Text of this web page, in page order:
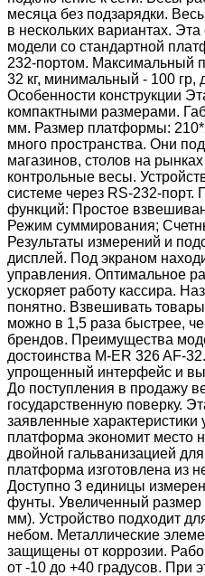
месяца без подзарядки.
в нескольких вариантах.
модели со стандартной
232-портом. Максимальный
32 кг, минимальный - 100 гр,
Особенности конструкции
компактными размерами.
мм. Размер платформы:
много пространства. Они
магазинов, столов на
контрольные весы.
системе через RS-232-порт.
функций: Простое
Режим суммирования;
Результаты измерений и
дисплей. Под экраном
управления. Оптимальное
ускоряет работу кассира.
понятно. Взвешивать
можно в 1,5 раза быстрее,
брендов. Преимущества
достоинства M-ER 326 AF-
упрощенный интерфейс и
До поступления в продажу
государственную поверку.
заявленные характеристики
платформа экономит место
двойной гальванизацией
платформа изготовлена из
Доступно 3 единицы
фунты. Увеличенный размер
мм). Устройство подходит
небом. Металлические
защищены от коррозии.
от -10 до +40 градусов. При